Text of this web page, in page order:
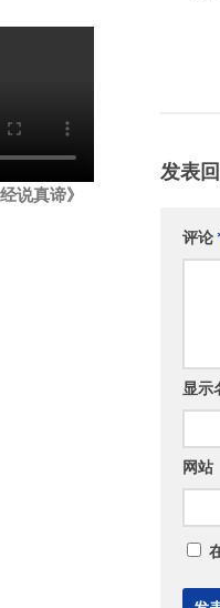
发表
评论
显示
网站
说真谛》